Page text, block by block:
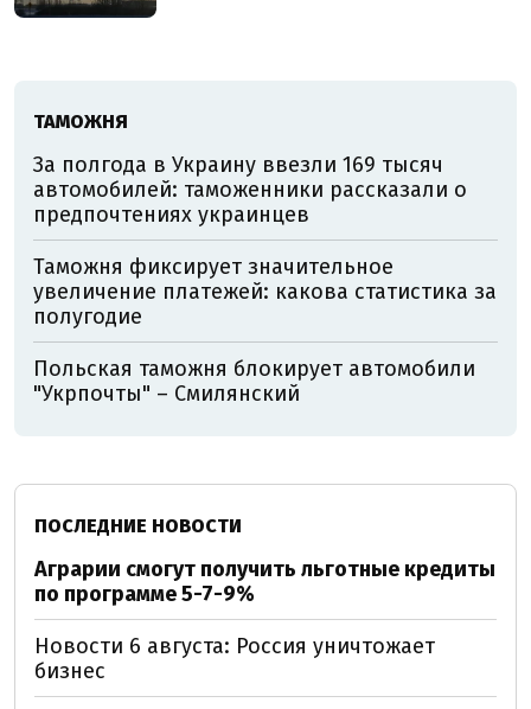
ТАМОЖНЯ
За полгода в Украину ввезли 169 тысяч
автомобилей: таможенники рассказали о
предпочтениях украинцев
Таможня фиксирует значительное
увеличение платежей: какова статистика за
полугодие
Польская таможня блокирует автомобили
"Укрпочты" – Смилянский
ПОСЛЕДНИЕ НОВОСТИ
Аграрии смогут получить льготные кредиты
по программе 5-7-9%
Новости 6 августа: Россия уничтожает
бизнес